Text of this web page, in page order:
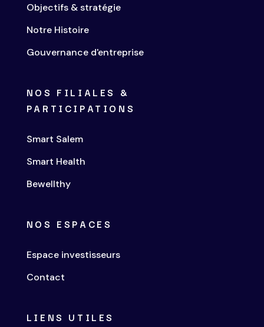
Objectifs & stratégie
Notre Histoire
Gouvernance d'entreprise
NOS FILIALES &
PARTICIPATIONS
Smart Salem
Smart Health
Bewellthy
NOS ESPACES
Espace investisseurs
Contact
LIENS UTILES